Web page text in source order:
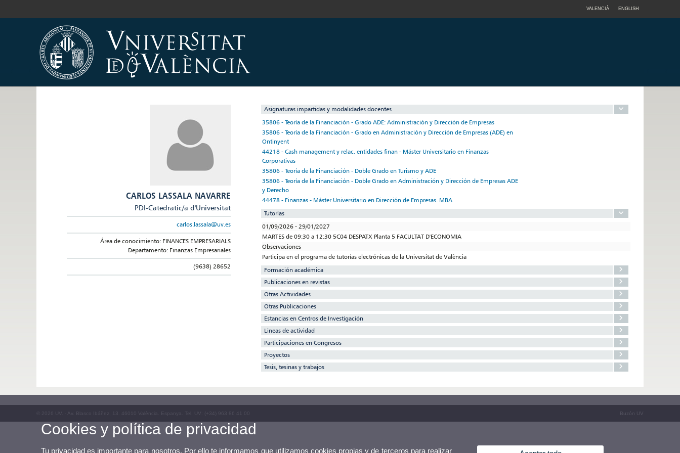
VALENCIÀ ENGLISH
CARLOS LASSALA NAVARRE
PDI-Catedratic/a d'Universitat
carlos.lassala@uv.es
Área de conocimiento: FINANCES EMPRESARIALS
Departamento: Finanzas Empresariales
(9638) 28652
Asignaturas impartidas y modalidades docentes
35806 - Teoría de la Financiación - Grado ADE: Administración y Dirección de Empresas
35806 - Teoría de la Financiación - Grado en Administración y Dirección de Empresas (ADE) en
Ontinyent
44218 - Cash management y relac. entidades finan - Máster Universitario en Finanzas
Corporativas
35806 - Teoría de la Financiación - Doble Grado en Turismo y ADE
35806 - Teoría de la Financiación - Doble Grado en Administración y Dirección de Empresas ADE
y Derecho
44478 - Finanzas - Máster Universitario en Dirección de Empresas. MBA
Tutorías
01/09/2026 - 29/01/2027
MARTES de 09:30 a 12:30 5C04 DESPATX Planta 5 FACULTAT D'ECONOMIA
Observaciones
Participa en el programa de tutorías electrónicas de la Universitat de València
Formación académica
Publicaciones en revistas
Otras Actividades
Otras Publicaciones
Estancias en Centros de Investigación
Lineas de actividad
Participaciones en Congresos
Proyectos
Tesis, tesinas y trabajos
© 2026 UV. - Av. Blasco Ibáñez, 13. 46010 València. Espanya. Tel. UV: (+34) 963 86 41 00 Buzón UV
Cookies y política de privacidad
Tu privacidad es importante para nosotros. Por ello te informamos que utilizamos cookies propias y de terceros para realizar